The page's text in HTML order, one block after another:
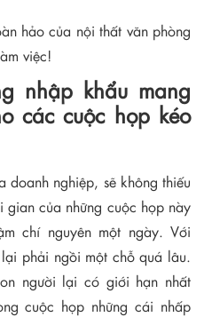
hảo của nội thất văn phòng
việc!
nhập khẩu mang
các cuộc họp kéo
doanh nghiệp, sẽ không thiếu
gian của những cuộc họp này
chí nguyên một ngày. Với
phải ngồi một chỗ quá lâu.
người lại có giới hạn nhất
cuộc họp những cái nhấp